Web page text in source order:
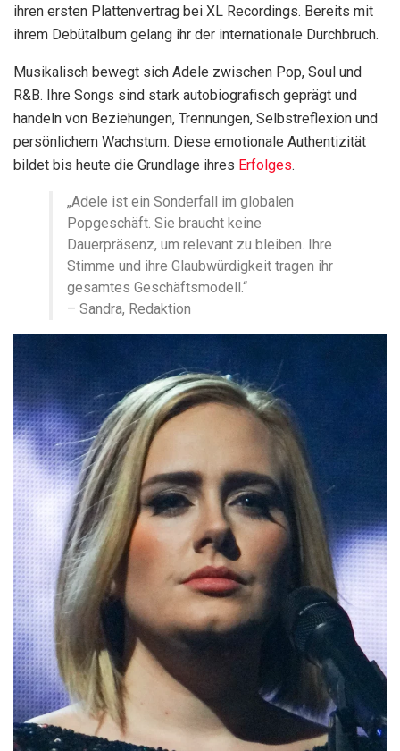
ihren ersten Plattenvertrag bei XL Recordings. Bereits mit
ihrem Debütalbum gelang ihr der internationale Durchbruch.
Musikalisch bewegt sich Adele zwischen Pop, Soul und
R&B. Ihre Songs sind stark autobiografisch geprägt und
handeln von Beziehungen, Trennungen, Selbstreflexion und
persönlichem Wachstum. Diese emotionale Authentizität
bildet bis heute die Grundlage ihres Erfolges.
„Adele ist ein Sonderfall im globalen
Popgeschäft. Sie braucht keine
Dauerpräsenz, um relevant zu bleiben. Ihre
Stimme und ihre Glaubwürdigkeit tragen ihr
gesamtes Geschäftsmodell.“
– Sandra, Redaktion